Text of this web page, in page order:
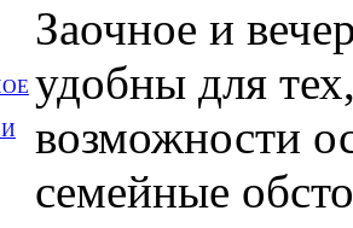
Заочное и
удобны для
возможности
семейные